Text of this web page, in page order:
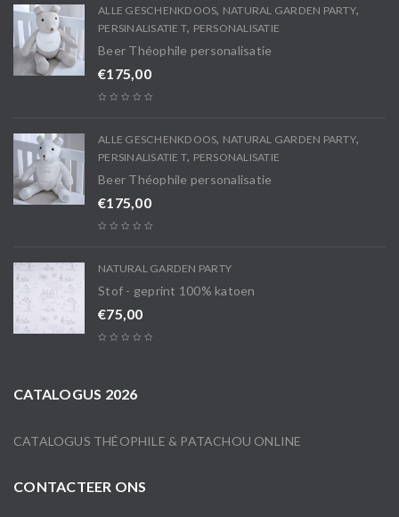
ALLE GESCHENKDOOS, NATURAL GARDEN PARTY,
PERSINALISATIE T, PERSONALISATIE
Beer Théophile personalisatie
€175,00
ALLE GESCHENKDOOS, NATURAL GARDEN PARTY,
PERSINALISATIE T, PERSONALISATIE
Beer Théophile personalisatie
€175,00
NATURAL GARDEN PARTY
Stof - geprint 100% katoen
€75,00
CATALOGUS 2026
CATALOGUS THÉOPHILE & PATACHOU ONLINE
CONTACTEER ONS